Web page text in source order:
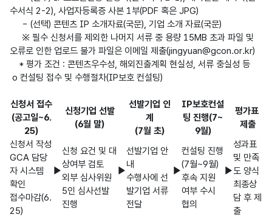
수서식 2-2), 사업자등록증 사본 1부(PDF 혹은 JPG)
오류로 인한 업로드 불가 파일은 이메일 제출(jingyuan@gcon.or.kr)
신청서 접수
(공고일~6.
25)
▶
신청기업 선발
(6월 말)
▶
선발기업 인
계
(7월 초)
▶
IP보호컨설
팅 진행(7~
9월)
▶
평가표
제출
신청서 작성
GCA 담당
자 시스템
확인
접수마감(6.
25)
신청 요건 및 대
상여부 검토
외부 심사위원
5인 심사선발
진행
선발기업 안
내
수행사에 선
발기업 서류
전달
컨설팅 진행
(7월~9월)
후속 지원
여부 수시
협의
성과표
및 만족
도 양식
최종상
담 후 제
출